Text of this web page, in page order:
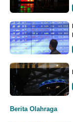
Berita Olahraga